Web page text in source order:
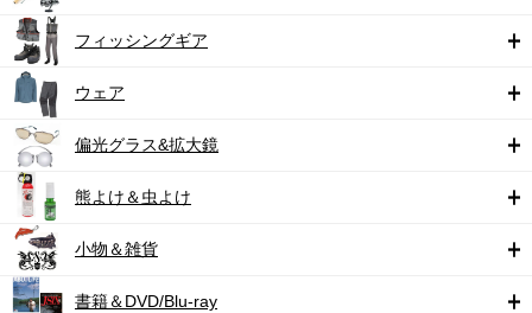
フィッシングギア
ウェア
偏光グラス&拡大鏡
熊よけ＆虫よけ
小物＆雑貨
書籍＆DVD/Blu-ray